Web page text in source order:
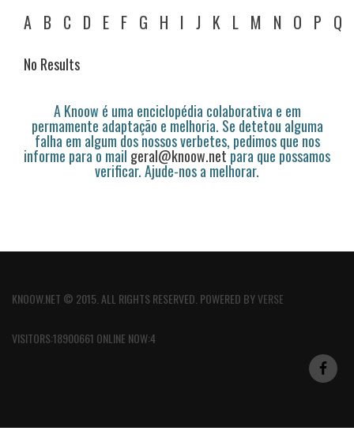
A B C D E F G H I J K L M N O P Q
No Results
A Knoow é uma enciclopédia colaborativa e em
permamente adaptação e melhoria. Se detetou alguma
falha em algum dos nossos verbetes, pedimos que nos
informe para o mail geral@knoow.netpara que possamos
verificar. Ajude-nos a melhorar.
KNOOW.NET © 2015. ALL RIGHTS RESERVED. POWERED BYVERSE
VISITORS:18900661 ONLINE NOW:4